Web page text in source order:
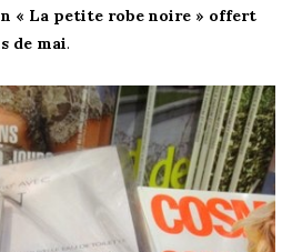
« La petite robe noire » offert
de mai.